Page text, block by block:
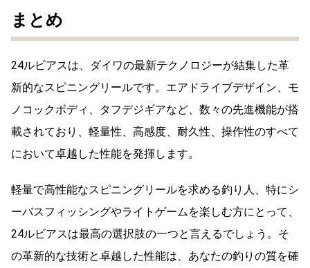
まとめ
24ルビアスは、ダイワの最新テクノロジーが結集した革
新的なスピニングリールです。エアドライブデザイン、モ
ノコックボディ、タフデジギアなど、数々の先進機能が搭
載されており、軽量性、高感度、耐久性、操作性のすべて
において卓越した性能を発揮します。
軽量で高性能なスピニングリールを求める釣り人、特にシ
ーバスフィッシングやライトゲームを楽しむ方にとって、
24ルビアスは最高の選択肢の一つと言えるでしょう。そ
の革新的な技術と卓越した性能は、あなたの釣りの質を確